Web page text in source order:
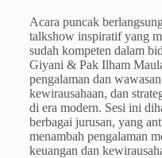
Acara puncak
talkshow inspiratif yang
sudah kompeten dalam
Giyani & Pak Ilham
pengalaman dan
kewirausahaan, dan
di era modern. Sesi ini
berbagai jurusan, yang
menambah pengalaman
keuangan dan